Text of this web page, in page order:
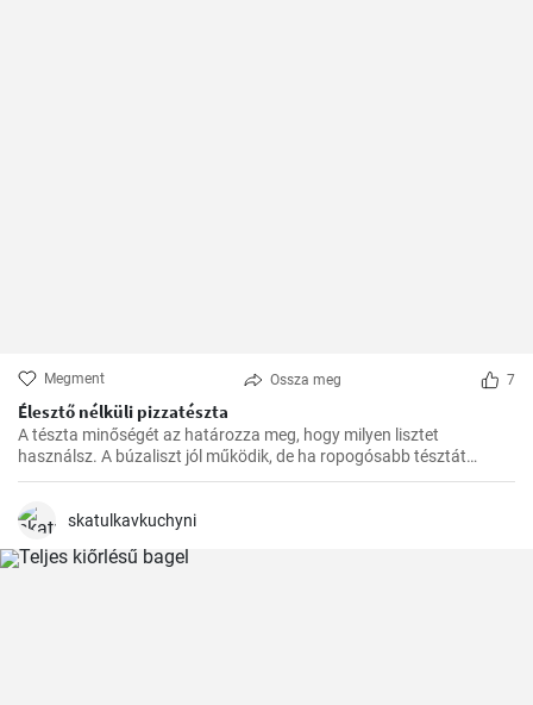
Megment Ossza meg 7
Élesztő nélküli pizzatészta
A tészta minőségét az határozza meg, hogy milyen lisztet
használsz. A búzaliszt jól működik, de ha ropogósabb tésztát
szeretnél, használj finomított lisztet.
skatulkavkuchyni